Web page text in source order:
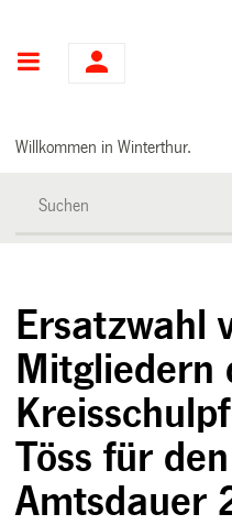
Hauptnavigation
Willkommen in Winterthur.
Ersatzwahl
Mitgliedern
Töss für
Amtsdauer